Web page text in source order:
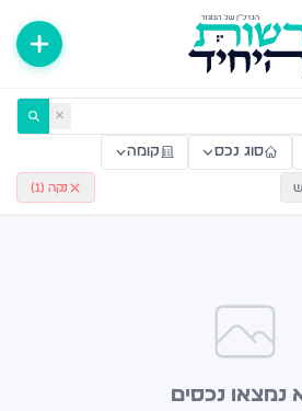
— רשות היחיד ✕
סוג נכס קומה
נקה ( 1
)
נמצאו נכסים